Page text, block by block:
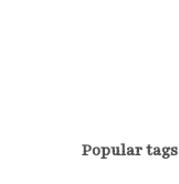
Popular tags